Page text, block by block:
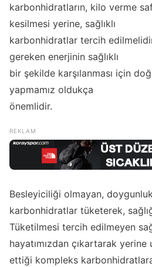
karbonhidratların, kilo verme
kesilmesi yerine, sağlıklı
karbonhidratlar tercih
gereken enerjinin sağlıklı
bir şekilde karşılanması için
yapmamız oldukça
önemlidir.
Besleyiciliği olmayan,
karbonhidratlar tüketerek,
Tüketilmesi tercih edilmeyen
hayatımızdan çıkartarak yerine
ettiği kompleks